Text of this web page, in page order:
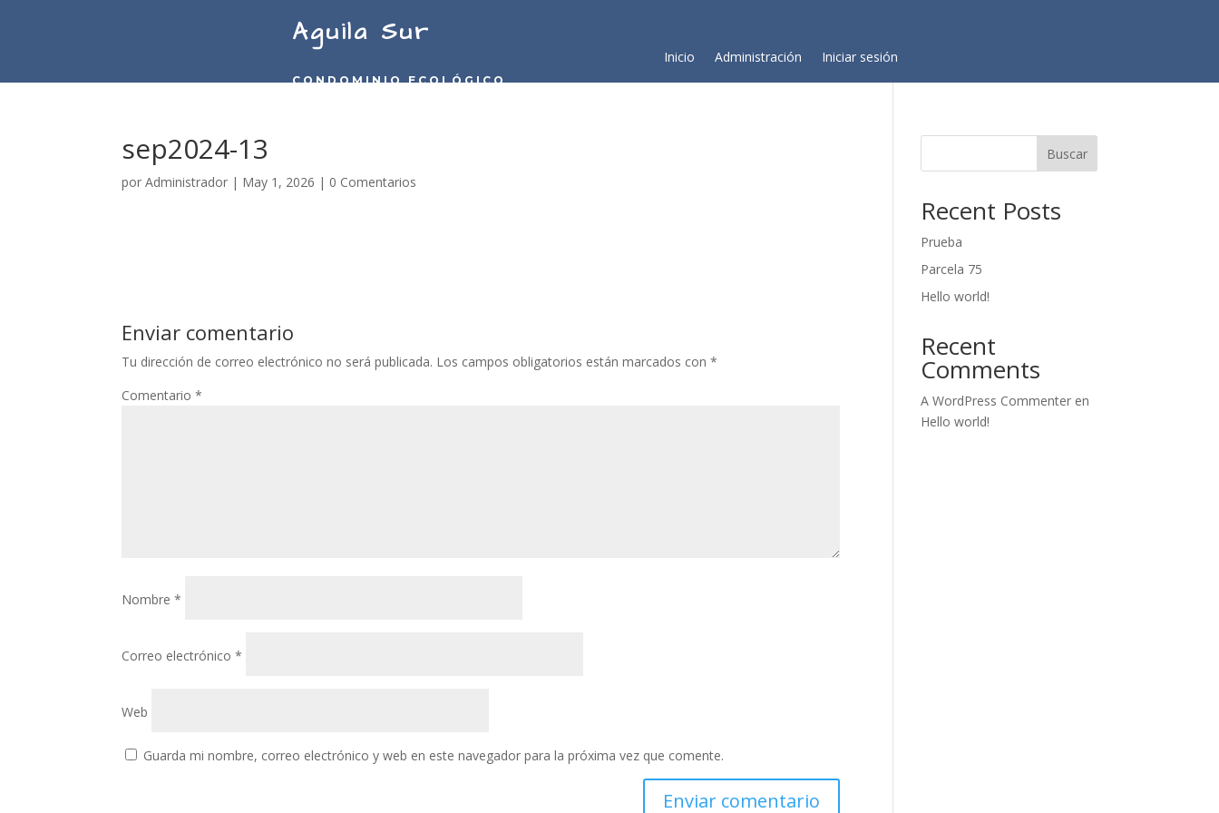
Aguila Sur
CONDOMINIO ECOLÓGICO
Inicio Administración Iniciar sesión
sep2024-13
porAdministrador | May 1, 2026 | 0 Comentarios
Enviar comentario
Tu dirección de correo electrónico no será publicada. Los campos obligatorios están marcados con*
Comentario*
Nombre*
Correo electrónico*
Web
Guarda mi nombre, correo electrónico y web en este navegador para la próxima vez que comente.
Buscar
Recent Posts
Prueba
Parcela 75
Hello world!
Recent
Comments
A WordPress Commenter en
Hello world!